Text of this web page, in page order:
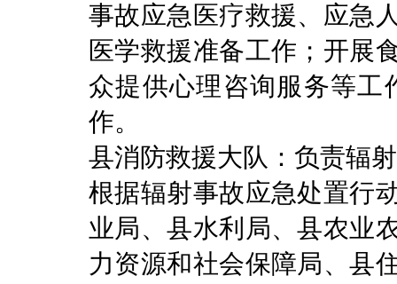
事故应急医疗救援、应急
医学救援准备工作；开展
众提供心理咨询服务等工
作。
县消防救援大队：负责辐
根据辐射事故应急处置行
业局、县水利局、县农业
力资源和社会保障局、县